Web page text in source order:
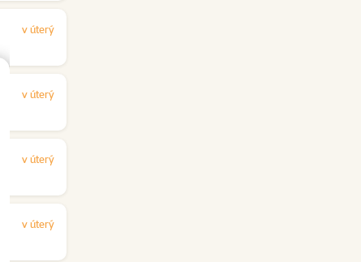
v úterý
v úterý
v úterý
v úterý